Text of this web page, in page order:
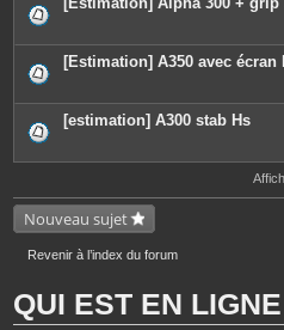
[Estimation] A350 avec écran
[estimation] A300 stab Hs
Nouveau sujet
Revenir à l’index du forum
QUI EST EN